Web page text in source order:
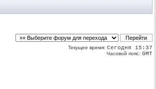
Текущее время: Сегодня 15:37
Часовой пояс: GMT